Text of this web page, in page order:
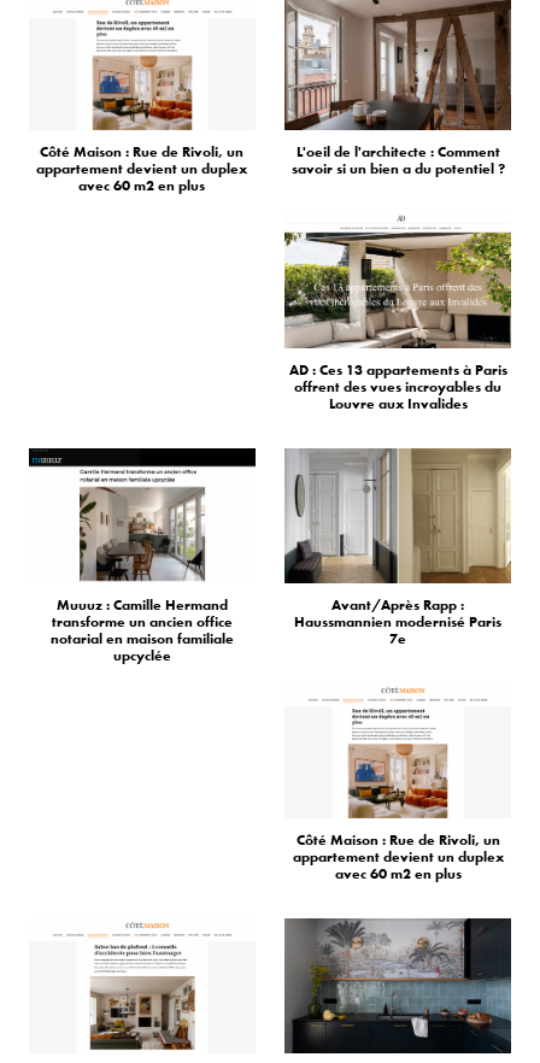
Côté Maison : Rue de Rivoli, un
appartement devient un duplex
avec 60 m2 en plus
L'oeil de l'architecte : Comment
savoir si un bien a du potentiel ?
AD : Ces 13 appartements à Paris
offrent des vues incroyables du
Louvre aux Invalides
Muuuz : Camille Hermand
transforme un ancien office
notarial en maison familiale
upcyclée
Avant/Après Rapp :
Haussmannien modernisé Paris
7e
Côté Maison : Rue de Rivoli, un
appartement devient un duplex
avec 60 m2 en plus